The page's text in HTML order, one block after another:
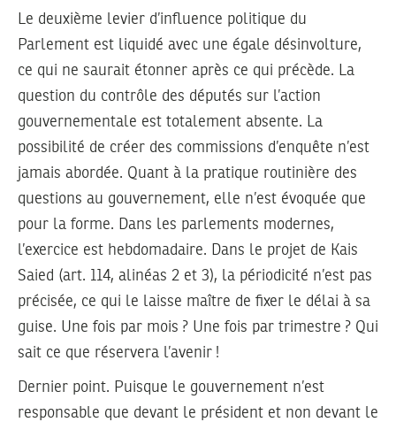
Le deuxième levier d’influence politique du
Parlement est liquidé avec une égale désinvolture,
ce qui ne saurait étonner après ce qui précède. La
question du contrôle des députés sur l’action
gouvernementale est totalement absente. La
possibilité de créer des commissions d’enquête n’est
jamais abordée. Quant à la pratique routinière des
questions au gouvernement, elle n’est évoquée que
pour la forme. Dans les parlements modernes,
l’exercice est hebdomadaire. Dans le projet de Kais
Saied (art. 114, alinéas 2 et 3), la périodicité n’est pas
précisée, ce qui le laisse maître de fixer le délai à sa
guise. Une fois par mois ? Une fois par trimestre ? Qui
sait ce que réservera l’avenir !
Dernier point. Puisque le gouvernement n’est
responsable que devant le président et non devant le